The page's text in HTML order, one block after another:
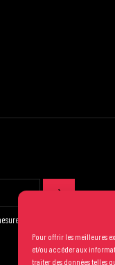
Pour offrir les meilleures
et/ou accéder aux
traiter des données telles
l'ouverture des